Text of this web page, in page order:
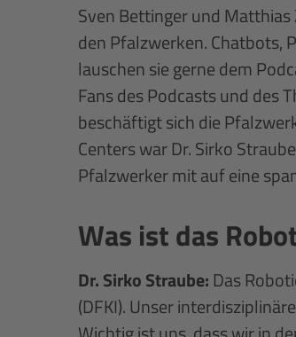
Sven Bettinger und
den Pfalzwerken. Chatbots,
lauschen sie gerne dem
Fans des Podcasts und des
beschäftigt sich die
Centers war Dr. Sirko
Pfalzwerker mit auf eine
Was ist das
Dr. Sirko Straube: Das
(DFKI). Unser